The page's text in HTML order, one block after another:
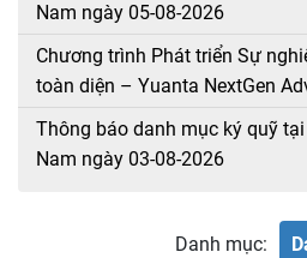
Nam ngày 05-08-2026
Chương trình Phát triển Sự
toàn diện – Yuanta NextGen
Thông báo danh mục ký quỹ
Nam ngày 03-08-2026
Danh mục: